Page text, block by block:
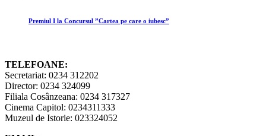
Premiul I la Concursul ”Cartea pe care o iubesc”
TELEFOANE:
Secretariat: 0234 312202
Director: 0234 324099
Filiala Cosânzeana: 0234 317327
Cinema Capitol: 0234311333
Muzeul de Istorie: 023324052